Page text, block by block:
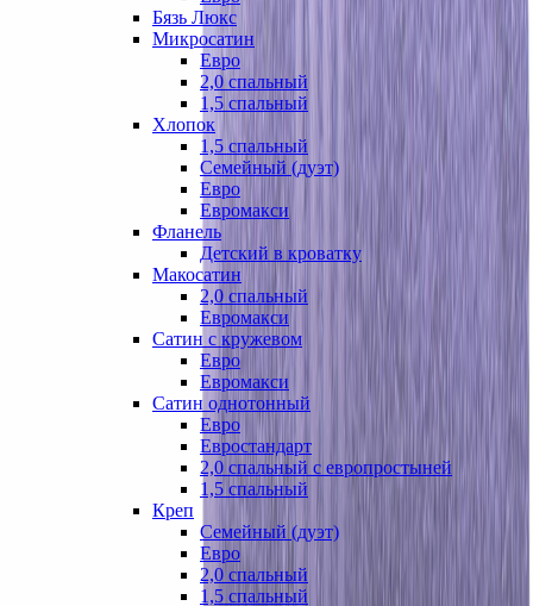
Бязь Люкс
Микросатин
Евро
2,0 спальный
1,5 спальный
Хлопок
1,5 спальный
Семейный (дуэт)
Евро
Евромакси
Фланель
Детский в кроватку
Макосатин
2,0 спальный
Евромакси
Сатин с кружевом
Евро
Евромакси
Сатин однотонный
Евро
Евростандарт
2,0 спальный с европростыней
1,5 спальный
Креп
Семейный (дуэт)
Евро
2,0 спальный
1,5 спальный